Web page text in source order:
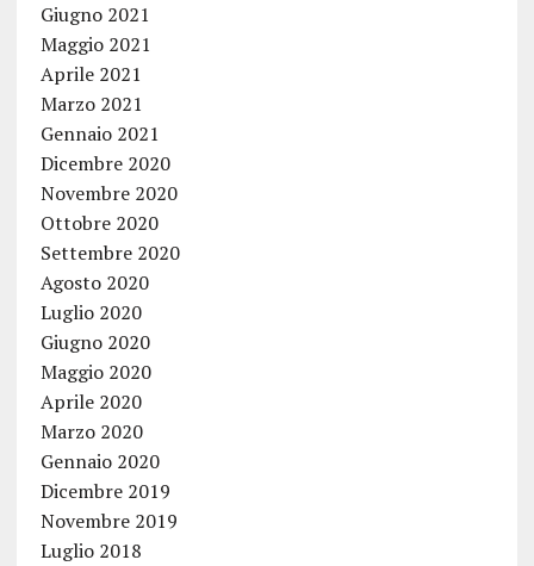
Giugno 2021
Maggio 2021
Aprile 2021
Marzo 2021
Gennaio 2021
Dicembre 2020
Novembre 2020
Ottobre 2020
Settembre 2020
Agosto 2020
Luglio 2020
Giugno 2020
Maggio 2020
Aprile 2020
Marzo 2020
Gennaio 2020
Dicembre 2019
Novembre 2019
Luglio 2018